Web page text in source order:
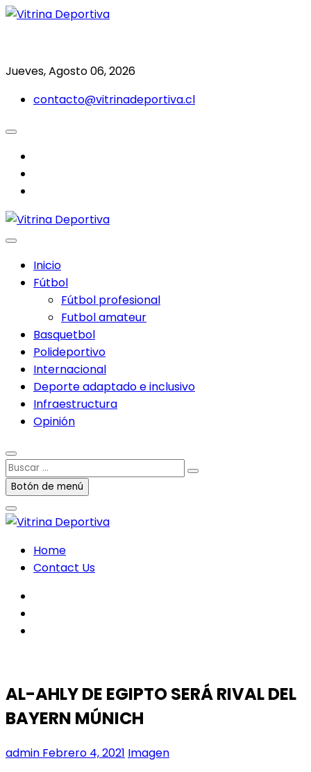
Saltar
Jueves, Agosto 06, 2026
contacto@vitrinadeportiva.cl
Inicio
Fútbol
Fútbol profesional
Futbol amateur
Basquetbol
Polideportivo
Internacional
Deporte adaptado e inclusivo
Infraestructura
Opinión
Buscar
…Botón de menú
Home
Contact Us
AL-AHLY DE EGIPTO SERÁ RIVAL DEL
BAYERN MÚNICH
admin Febrero 4, 2021 Imagen